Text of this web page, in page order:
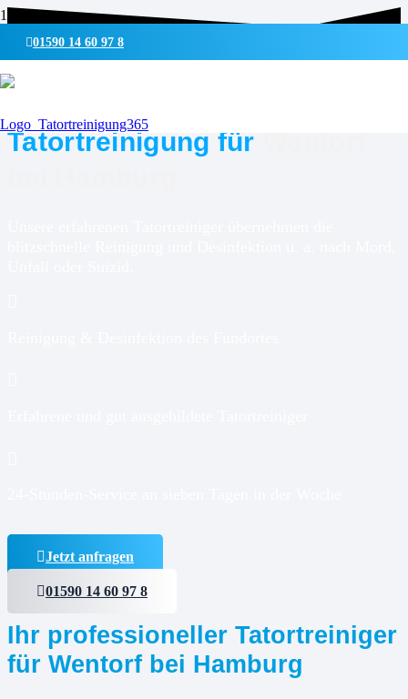
01590 14 60 97 8
Tatortreinigung für
Jetzt anfragen
01590 14 60 97 8
Ihr professioneller Tatortreiniger
für Wentorf bei Hamburg